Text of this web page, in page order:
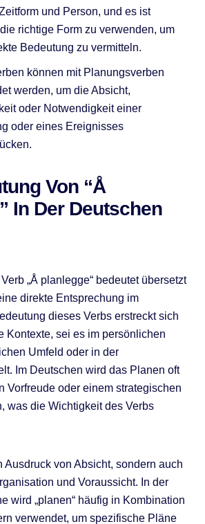
und Person, und es ist
richtige Form zu verwenden, um
Bedeutung zu vermitteln.
können mit Planungsverben
werden, um die Absicht,
oder Notwendigkeit einer
oder eines Ereignisses
Von “Å
In Der Deutschen
„Å planlegge“ bedeutet übersetzt
direkte Entsprechung im
dieses Verbs erstreckt sich
Kontexte, sei es im persönlichen
Umfeld oder in der
Im Deutschen wird das Planen oft
Vorfreude oder einem strategischen
was die Wichtigkeit des Verbs
Ausdruck von Absicht, sondern auch
und Voraussicht. In der
wird „planen“ häufig in Kombination
verwendet, um spezifische Pläne